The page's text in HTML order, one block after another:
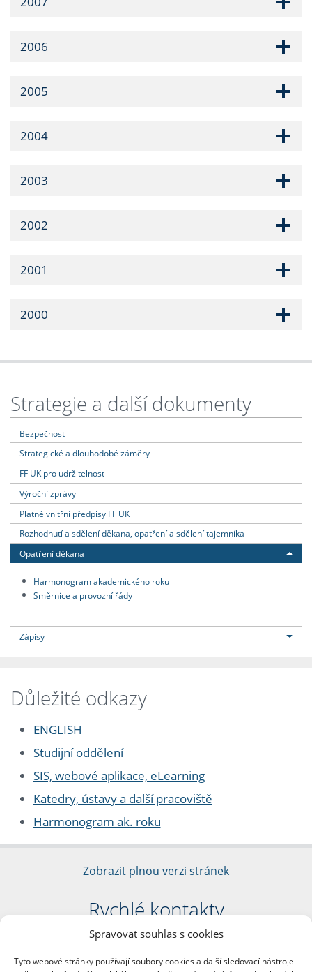
Spravovat souhlas s cookies
Tyto webové stránky používají soubory cookies a další sledovací nástroje
2006
2005
2004
2003
2002
2001
2000
Strategie a další dokumenty
Bezpečnost
Strategické a dlouhodobé záměry
FF UK pro udržitelnost
Výroční zprávy
Platné vnitřní předpisy FF UK
Rozhodnutí a sdělení děkana, opatření a sdělení tajemníka
Opatření děkana
Harmonogram akademického roku
Směrnice a provozní řády
Zápisy
Důležité odkazy
ENGLISH
Studijní oddělení
SIS, webové aplikace, eLearning
Katedry, ústavy a další pracoviště
Harmonogram ak. roku
Zobrazit plnou verzi stránek
Rychlé kontakty
Filozofická fakulta
nám. Jana Palacha 1/2